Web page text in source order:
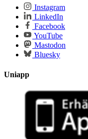
Instagram
LinkedIn
Facebook
YouTube
Mastodon
Bluesky
Uniapp